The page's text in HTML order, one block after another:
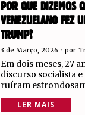
POR QUE DIZEMOS
VENEZUELANO FEZ
TRUMP?
3 de Março, 2026 por
Em dois meses, 27
discurso socialista
ruíram
LER MAIS